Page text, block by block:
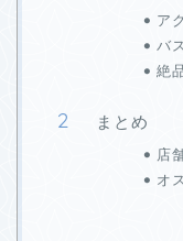
ア
バ
絶
まとめ
店
オ